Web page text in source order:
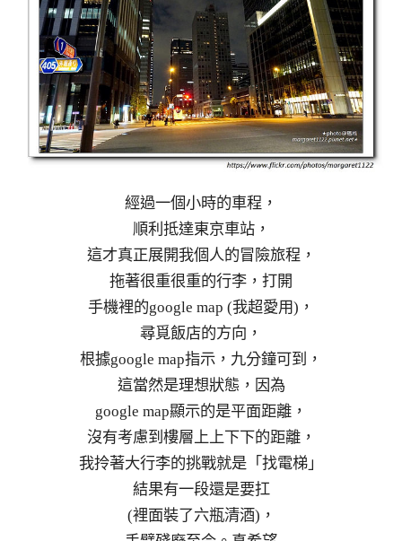
經過一個小時的車程，
順利抵達東京車站，
這才真正展開我個人的冒險旅程，
拖著很重很重的行李，打開
手機裡的google map (我超愛用)，
尋覓飯店的方向，
根據google map指示，九分鐘可到，
這當然是理想狀態，因為
google map顯示的是平面距離，
沒有考慮到樓層上上下下的距離，
我拎著大行李的挑戰就是「找電梯」
結果有一段還是要扛
(裡面裝了六瓶清酒)，